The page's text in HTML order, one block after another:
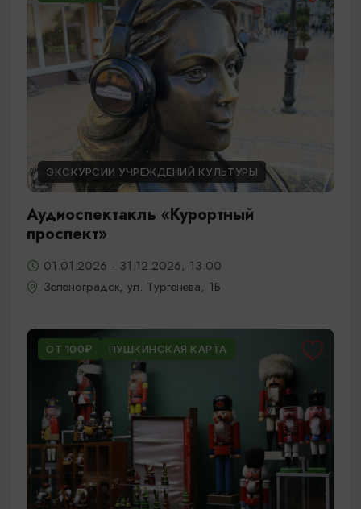
ЭКСКУРСИИ УЧРЕЖДЕНИЙ КУЛЬТУРЫ
Аудиоспектакль «Курортный
проспект»
01.01.2026 - 31.12.2026, 13:00
Зеленоградск, ул. Тургенева, 1Б
ОТ 100₽ ПУШКИНСКАЯ КАРТА